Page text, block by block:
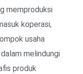
memproduksi
koperasi,
usaha
melindungi
produk